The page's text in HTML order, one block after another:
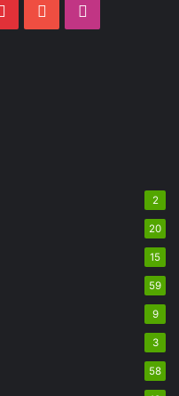
PinterestYouTube
2
20
15
59
9
3
58